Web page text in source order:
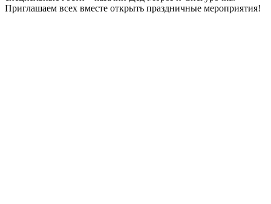
Приглашаем всех вместе открыть праздничные мероприятия!